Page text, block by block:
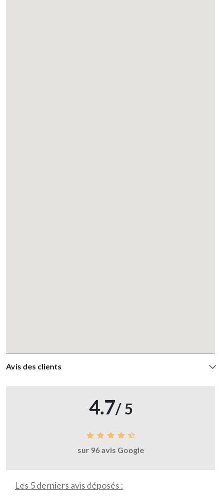
Avis des clients
4.7/ 5
sur 96 avis Google
Les 5 derniers avis déposés :